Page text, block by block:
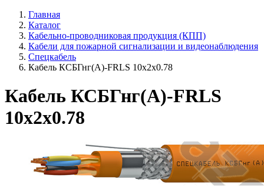
Главная
Каталог
Кабельно-проводниковая продукция (КПП)
Кабели для пожарной сигнализации и видеонаблюдения
Спецкабель
Кабель КСБГнг(А)-FRLS 10х2х0.78
Кабель КСБГнг(А)-FRLS
10х2х0.78